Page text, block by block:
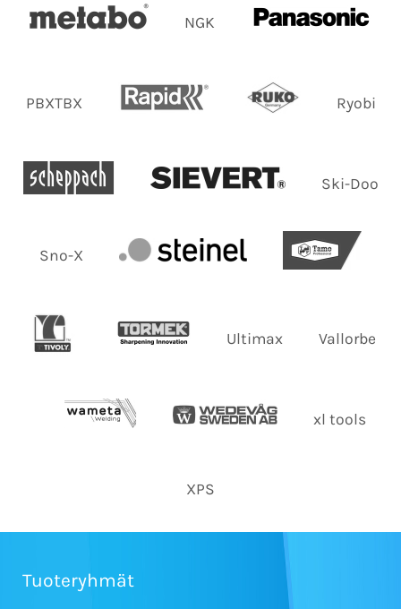
NGK
PBXTBX Ryobi
Ski-Doo
Sno-X
Ultimax Vallorbe
xl tools
XPS
Tuoteryhmät